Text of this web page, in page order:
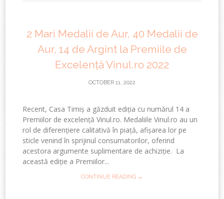
2 Mari Medalii de Aur, 40 Medalii de
Aur, 14 de Argint la Premiile de
Excelență Vinul.ro 2022
OCTOBER 11, 2022
Recent, Casa Timiș a găzduit ediția cu numărul 14 a
Premiilor de excelență Vinul.ro. Medaliile Vinul.ro au un
rol de diferențiere calitativă în piață, afișarea lor pe
sticle venind în sprijinul consumatorilor, oferind
acestora argumente suplimentare de achiziție. La
această ediție a Premiilor...
CONTINUE READING →